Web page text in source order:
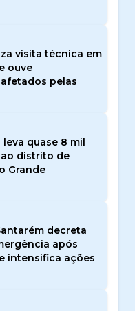
visita técnica em
ouve
pelas
leva quase 8 mil
distrito de
Grande
decreta
após
intensifica ações